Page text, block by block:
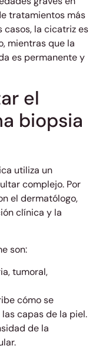
tratamientos más
casos, la cicatriz es
mientras que la
es permanente y
el
biopsia
utiliza un
complejo. Por
el dermatólogo,
clínica y la
son:
tumoral,
cómo se
capas de la piel.
de la